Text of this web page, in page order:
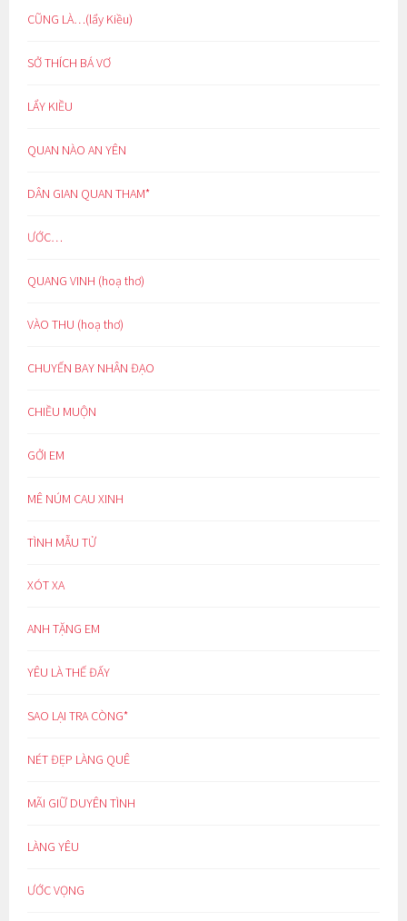
CŨNG LÀ…(lẩy Kiều)
SỞ THÍCH BÁ VƠ
LẨY KIỀU
QUAN NÀO AN YÊN
DÂN GIAN QUAN THAM*
ƯỚC…
QUANG VINH (hoạ thơ)
VÀO THU (hoạ thơ)
CHUYẾN BAY NHÂN ĐẠO
CHIỀU MUỘN
GỞI EM
MÊ NÚM CAU XINH
TÌNH MẪU TỬ
XÓT XA
ANH TẶNG EM
YÊU LÀ THẾ ĐẤY
SAO LẠI TRA CÒNG*
NÉT ĐẸP LÀNG QUÊ
MÃI GIỮ DUYÊN TÌNH
LÀNG YÊU
ƯỚC VỌNG